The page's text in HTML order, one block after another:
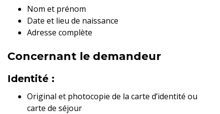
Nom et prénom
Date et lieu de naissance
Adresse complète
Concernant le demandeur
Identité :
Original et photocopie de la carte d’identité ou
carte de séjour